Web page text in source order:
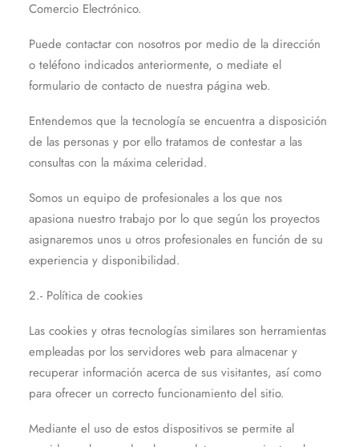
Comercio Electrónico.
Puede contactar con nosotros por medio de la dirección
o teléfono indicados anteriormente, o mediate el
formulario de contacto de nuestra página web.
Entendemos que la tecnología se encuentra a disposición
de las personas y por ello tratamos de contestar a las
consultas con la máxima celeridad.
Somos un equipo de profesionales a los que nos
apasiona nuestro trabajo por lo que según los proyectos
asignaremos unos u otros profesionales en función de su
experiencia y disponibilidad.
2.- Política de cookies
Las cookies y otras tecnologías similares son herramientas
empleadas por los servidores web para almacenar y
recuperar información acerca de sus visitantes, así como
para ofrecer un correcto funcionamiento del sitio.
Mediante el uso de estos dispositivos se permite al